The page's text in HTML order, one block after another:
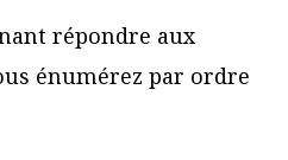
répondre aux
énumérez par ordre